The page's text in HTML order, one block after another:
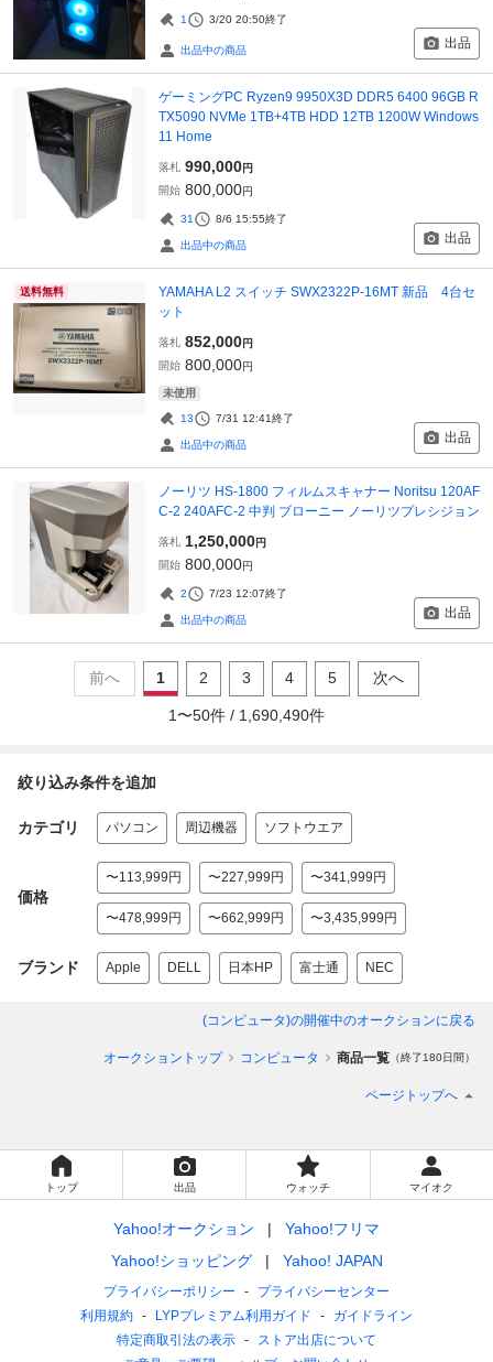
1 3/20 20:50終了
出品中の商品 出品
ゲーミングPC Ryzen9 9950X3D DDR5 6400 96GB R
TX5090 NVMe 1TB+4TB HDD 12TB 1200W Windows
11 Home
落札 990,000円
開始 800,000円
31 8/6 15:55終了
出品中の商品 出品
送料無料
YAMAHA L2 スイッチ SWX2322P-16MT 新品 4台セ
ット
落札 852,000円
開始 800,000円
未使用
13 7/31 12:41終了
出品中の商品 出品
ノーリツ HS-1800 フィルムスキャナー Noritsu 120AF
C-2 240AFC-2 中判 ブローニー ノーリツプレシジョン
落札 1,250,000円
開始 800,000円
2 7/23 12:07終了
出品中の商品 出品
前へ 1 2 3 4 5 次へ
1 〜50件 / 1,690,490件
絞り込み条件を追加
カテゴリ パソコン 周辺機器 ソフトウエア
価格
〜113,999円 〜227,999円 〜341,999円
〜478,999円 〜662,999円 〜3,435,999円
ブランド Apple DELL 日本HP 富士通 NEC
(コンピュータ)の開催中のオークションに戻る
オークショントップ コンピュータ 商品一覧 （終了180日間）
ページトップへ
トップ 出品 ウォッチ マイオク
Yahoo!オークション
Yahoo!フリマ
Yahoo!ショッピング
Yahoo! JAPAN
プライバシーポリシー
プライバシーセンター
利用規約
LYPプレミアム利用ガイド
ガイドライン
特定商取引法の表示
ストア出店について